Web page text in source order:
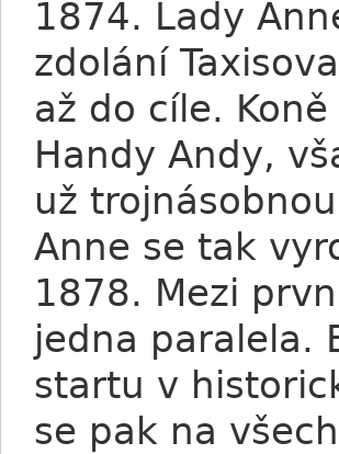
1874. Lady
zdolání
až do cíle.
Handy Andy,
už
Anne se tak
1878. Mezi
jedna paralela.
startu v
se pak na